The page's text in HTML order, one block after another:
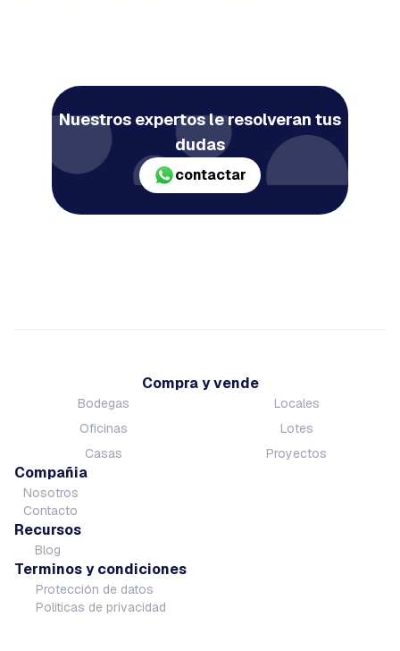
Nuestros expertos le resolveran tus
dudas
contactar
Compra y vende
Bodegas
Locales
Oficinas
Lotes
Casas
Proyectos
Compañia
Nosotros
Contacto
Recursos
Blog
Terminos y condiciones
Protección de datos
Politicas de privacidad